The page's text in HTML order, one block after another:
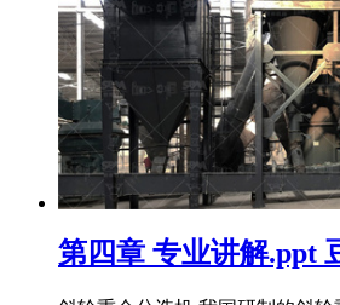
第四章 专业讲解.ppt